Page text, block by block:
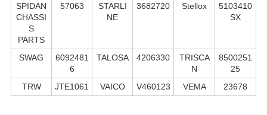
SPIDAN
CHASSI
S
PARTS
57063
STARLI
NE
3682720 Stellox
5103410
SX
SWAG
6092481
6
TALOSA 4206330
TRISCA
N
8500251
25
TRW
JTE1061 VAICO V460123 VEMA 23678